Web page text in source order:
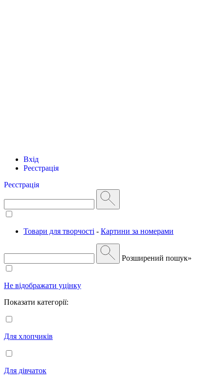
Вхід
Реєстрація
Реєстрація
Товари для творчості - Картини за номерами
Розширений пошук»
Не відображати уцінку
Показати категорії:
Для хлопчиків
Для дівчаток